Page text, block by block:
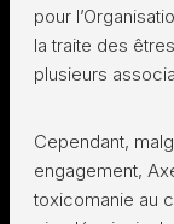
pour
la traite des
plusieurs
Cependant,
engagement,
toxicomanie au